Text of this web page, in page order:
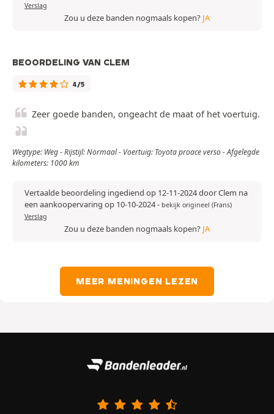
Verslag
Zou u deze banden nogmaals kopen? JA
BEOORDELING VAN CLEM
4/5
Zeer goede banden, ongeacht de maat of het voertuig.
Wegtype: Weg - Rijstijl: Normaal - Voertuig: Toyota proace verso - Afgelegde
kilometers: 1000 km
Vertaalde beoordeling ingediend op 12-11-2024 door Clem na
een aankoopervaring op 10-10-2024- bekijk origineel (Frans)
Verslag
Zou u deze banden nogmaals kopen? JA
MEER MENINGEN LEZEN